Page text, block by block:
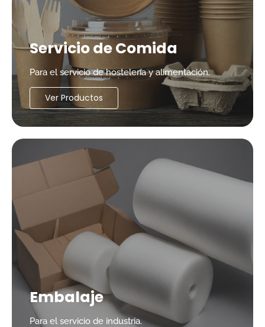
Servicio de Comida
Para el servicio de hostelería y alimentación.
Ver Productos
Embalaje
Para el servicio de industria.